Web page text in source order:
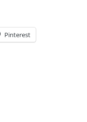
Pinterest